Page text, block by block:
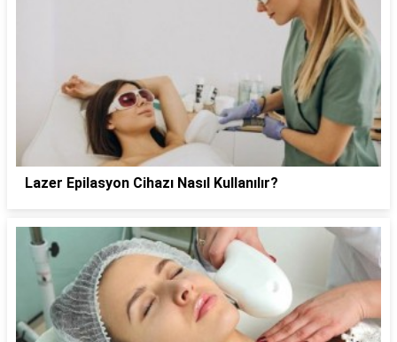
Lazer Epilasyon Cihazı Nasıl Kullanılır?